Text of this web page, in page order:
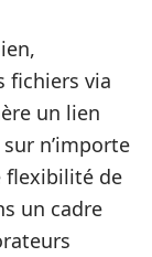
fichiers via
un lien
n’importe
flexibilité de
un cadre